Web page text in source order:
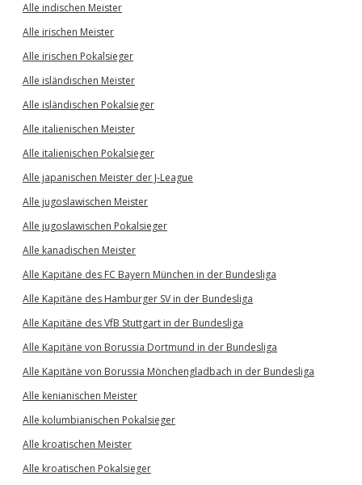
Alle indischen Meister
Alle irischen Meister
Alle irischen Pokalsieger
Alle isländischen Meister
Alle isländischen Pokalsieger
Alle italienischen Meister
Alle italienischen Pokalsieger
Alle japanischen Meister der J-League
Alle jugoslawischen Meister
Alle jugoslawischen Pokalsieger
Alle kanadischen Meister
Alle Kapitäne des FC Bayern München in der Bundesliga
Alle Kapitäne des Hamburger SV in der Bundesliga
Alle Kapitäne des VfB Stuttgart in der Bundesliga
Alle Kapitäne von Borussia Dortmund in der Bundesliga
Alle Kapitäne von Borussia Mönchengladbach in der Bundesliga
Alle kenianischen Meister
Alle kolumbianischen Pokalsieger
Alle kroatischen Meister
Alle kroatischen Pokalsieger